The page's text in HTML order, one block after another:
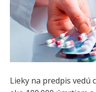
Lieky na predpis vedú